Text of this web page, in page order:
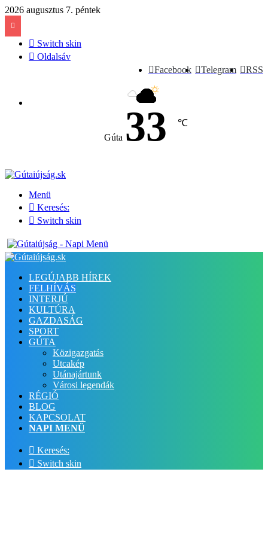
2026 augusztus 7. péntek
Switch skin
Oldalsáv
RSS
Telegram
Facebook
Gúta 33 ℃
Menü
Keresés:
Switch skin
LEGÚJABB HÍREK
FELHÍVÁS
INTERJÚ
KULTÚRA
GAZDASÁG
SPORT
GÚTA
Közigazgatás
Utcakép
Utánajártunk
Városi legendák
RÉGIÓ
BLOG
KAPCSOLAT
NAPI MENÜ
Keresés:
Switch skin